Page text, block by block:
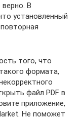
В
установленный
того, что
формата,
файл PDF в
приложение,
Не поможет